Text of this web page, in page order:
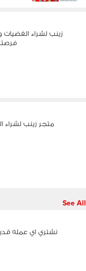
زينب لشراء الفضيات
متجر زينب لشراء
See All
نشتري اي عمله